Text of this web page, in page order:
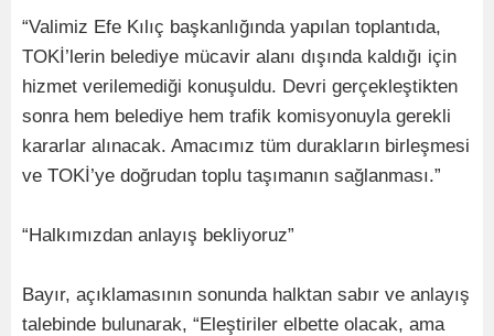
“Valimiz Efe Kılıç başkanlığında yapılan toplantıda,
TOKİ’lerin belediye mücavir alanı dışında kaldığı için
hizmet verilemediği konuşuldu. Devri gerçekleştikten
sonra hem belediye hem trafik komisyonuyla gerekli
kararlar alınacak. Amacımız tüm durakların birleşmesi
ve TOKİ’ye doğrudan toplu taşımanın sağlanması.”
“Halkımızdan anlayış bekliyoruz”
Bayır, açıklamasının sonunda halktan sabır ve anlayış
talebinde bulunarak, “Eleştiriler elbette olacak, ama